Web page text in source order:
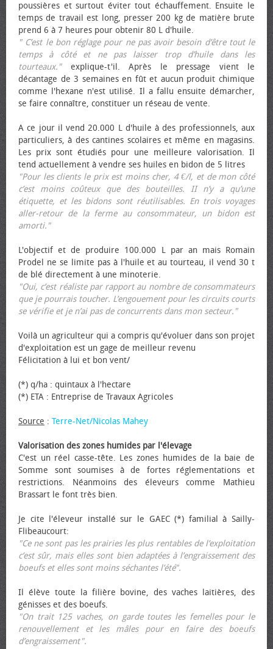
poussières et surtout éviter tout échauffement. Ensuite le
temps de travail est long, presser 200 kg de matière brute
prend 6 à 7 heures pour obtenir 80 L d'huile.
" C’est le bon réglage pour ne pas avoir besoin d’être tout le
temps à côté et ne pas laisser trop d’huile dans les
tourteaux."explique-t'il. Après le pressage vient le
décantage de 3 semaines en fût et aucun produit chimique
comme l'hexane n'est utilisé. Il a fallu ensuite démarcher,
se faire connaître, constituer un réseau de vente.
A ce jour il vend 20.000 L d'huile à des professionnels, aux
particuliers, à des cantines scolaires et même en magasins.
Les prix sont étudiés pour une meilleure valorisation. Il
tend actuellement à vendre ses huiles en bidon de 5 litres
"Pour les clients le prix est moins cher, 4 €/l, et de mon côté
c’est moins coûteux que des bouteilles. II n’y a qu’une
étiquette, et les bidons sont réutilisables. En trois voyages
aller-retour de la ferme au consommateur, un bidon est
amorti."
L'objectif et de produire 100.000 L par an mais Romain
Prodel ne se limite pas à l'huile et au tourteau, il vend 30 t
de blé directement à une minoterie.
"Oui, c’est réaliste par rapport au nombre de consommateurs
que je pourrais toucher. L’engouement pour les circuits courts
se vérifie et je n’ai pas de concurrents dans mon secteur."
Voilà un agriculteur qui a compris qu'évoluer dans son projet
d'exploitation est un gage de meilleur revenu
Félicitation à lui et bon vent/
(*) q/ha : quintaux à l'hectare
(*) ETA : Entreprise de Travaux Agricoles
Source : Terre-Net/Nicolas Mahey
Valorisation des zones humides par l'élevage
C'est un réel casse-tête. Les zones humides de la baie de
Somme sont soumises à de fortes réglementations et
restrictions. Néanmoins des éleveurs comme Mathieu
Brassart le font très bien.
Je cite l'éleveur installé sur le GAEC (*) familial à Sailly-
Flibeaucourt:
"Ce ne sont pas les prairies les plus rentables de l’exploitation
c’est sûr, mais elles sont bien adaptées à l’engraissement des
bœufs et elles sont moins séchantes l’été".
Il élève toute la filière bovine, des vaches laitières, des
génisses et des bœufs.
"On trait 125 vaches, on garde toutes les femelles pour le
renouvellement et les mâles pour en faire des bœufs
d’engraissement".